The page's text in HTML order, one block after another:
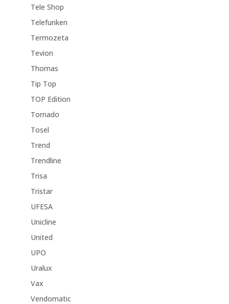
Tele Shop
Telefunken
Termozeta
Tevion
Thomas
Tip Top
TOP Edition
Tornado
Tosel
Trend
Trendline
Trisa
Tristar
UFESA
Unicline
United
UPO
Uralux
Vax
Vendomatic